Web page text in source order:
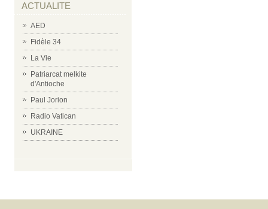
ACTUALITE
AED
Fidèle 34
La Vie
Patriarcat melkite
d'Antioche
Paul Jorion
Radio Vatican
UKRAINE